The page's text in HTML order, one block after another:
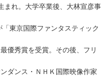
大学卒業後、大林宣彦事
国際ファンタスティック
を受賞。その後、フリ
ス・ＮＨＫ国際映像作家